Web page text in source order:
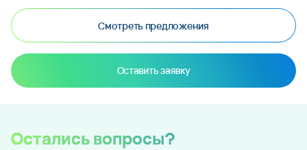
Смотреть предложения
Оставить заявку
Остались вопросы?